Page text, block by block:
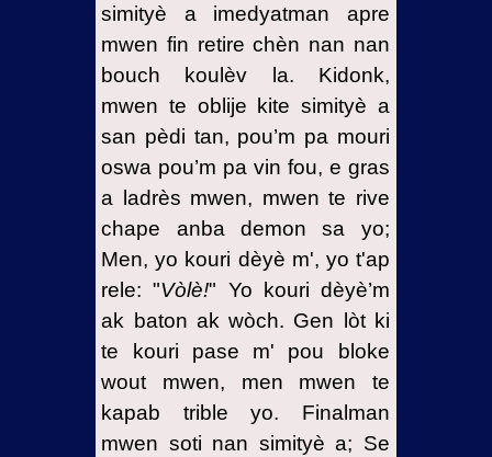
simityè a imedyatman apre
mwen fin retire chèn nan nan
bouch koulèv la. Kidonk,
mwen te oblije kite simityè a
san pèdi tan, pou’m pa mouri
oswa pou’m pa vin fou, e gras
a ladrès mwen, mwen te rive
chape anba demon sa yo;
Men, yo kouri dèyè m', yo t'ap
rele: "Vòlè!" Yo kouri dèyè’m
ak baton ak wòch. Gen lòt ki
te kouri pase m' pou bloke
wout mwen, men mwen te
kapab trible yo. Finalman
mwen soti nan simityè a; Se